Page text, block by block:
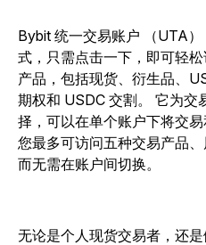
Bybit 统一交易账户
（UTA
式，只需点击一下，即可轻
产品，包括现货、衍生品、
期权和 USDC 交割。 它为交
择，可以在单个账户下将交易
您最多可访问五种交易产品
而无需在账户间切换。
无论是个人现货交易者，还